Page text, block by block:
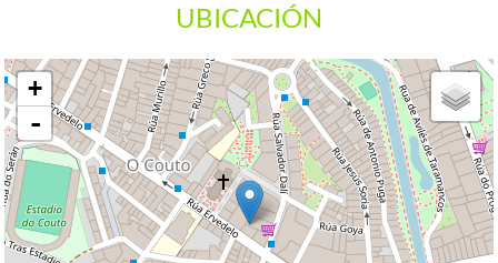
UBICACIÓN
+
-